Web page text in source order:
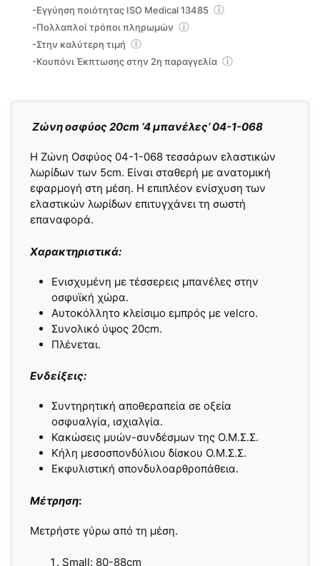
Ζώνη οσφύος 20cm ‘4 μπανέλες’ 04-1-068
H Ζώνη Οσφύος 04-1-068 τεσσάρων ελαστικών
λωρίδων των 5cm. Είναι σταθερή με ανατομική
εφαρμογή στη μέση. Η επιπλέον ενίσχυση των
ελαστικών λωρίδων επιτυγχάνει τη σωστή
επαναφορά.
Χαρακτηριστικά:
Ενισχυμένη με τέσσερεις μπανέλες στην
οσφυϊκή χώρα.
Αυτοκόλλητο κλείσιμο εμπρός με velcro.
Συνολικό ύψος 20cm.
Πλένεται.
Ενδείξεις:
Συντηρητική αποθεραπεία σε οξεία
οσφυαλγία, ισχιαλγία.
Κακώσεις μυών-συνδέσμων της Ο.Μ.Σ.Σ.
Κήλη μεσοσπονδύλιου δίσκου Ο.Μ.Σ.Σ.
Εκφυλιστική σπονδυλοαρθροπάθεια.
Μέτρηση:
Μετρήστε γύρω από τη μέση.
Small: 80-88cm
-Εγγύηση ποιότητας ISO Medical 13485
-Πολλαπλοί τρόποι πληρωμών
-Στην καλύτερη τιμή
-Κουπόνι Έκπτωσης στην 2η παραγγελία